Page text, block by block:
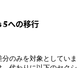
への移行
のみを対象としていま